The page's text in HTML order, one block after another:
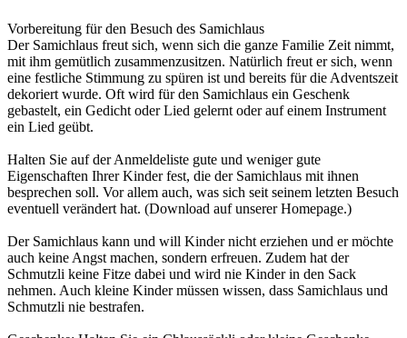
Vorbereitung für den Besuch des Samichlaus
Der Samichlaus freut sich, wenn sich die ganze Familie Zeit nimmt,
mit ihm gemütlich zusammenzusitzen. Natürlich freut er sich, wenn
eine festliche Stimmung zu spüren ist und bereits für die Adventszeit
dekoriert wurde. Oft wird für den Samichlaus ein Geschenk
gebastelt, ein Gedicht oder Lied gelernt oder auf einem Instrument
ein Lied geübt.
Halten Sie auf der Anmeldeliste gute und weniger gute
Eigenschaften Ihrer Kinder fest, die der Samichlaus mit ihnen
besprechen soll. Vor allem auch, was sich seit seinem letzten Besuch
eventuell verändert hat. (Download auf unserer Homepage.)
Der Samichlaus kann und will Kinder nicht erziehen und er möchte
auch keine Angst machen, sondern erfreuen. Zudem hat der
Schmutzli keine Fitze dabei und wird nie Kinder in den Sack
nehmen. Auch kleine Kinder müssen wissen, dass Samichlaus und
Schmutzli nie bestrafen.